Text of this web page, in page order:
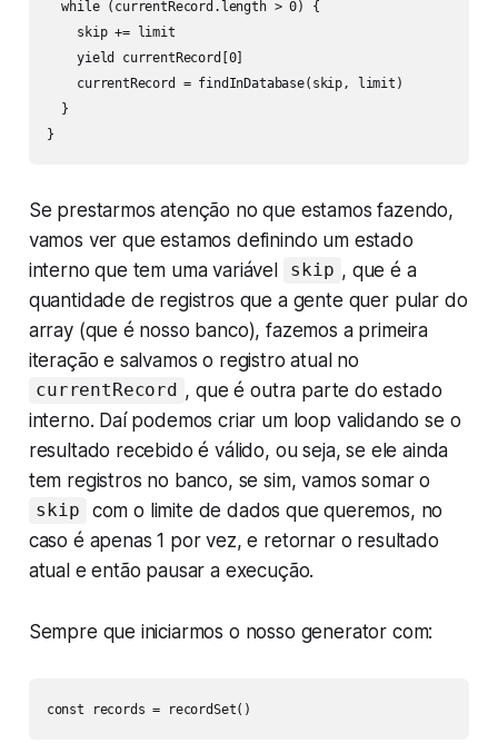
  while (currentRecord.length > 0) {
    skip += limit
    yield currentRecord[0]
    currentRecord = findInDatabase(skip, limit)
  }
}
Se prestarmos atenção no que estamos fazendo,
vamos ver que estamos definindo um estado
interno que tem uma variável
skip , que é a
quantidade de registros que a gente quer pular do
array (que é nosso banco), fazemos a primeira
iteração e salvamos o registro atual no
currentRecord , que é outra parte do estado
interno. Daí podemos criar um loop validando se o
resultado recebido é válido, ou seja, se ele ainda
tem registros no banco, se sim, vamos somar o
skip
com o limite de dados que queremos, no
caso é apenas 1 por vez, e retornar o resultado
atual e então pausar a execução.
Sempre que iniciarmos o nosso generator com:
const records = recordSet()